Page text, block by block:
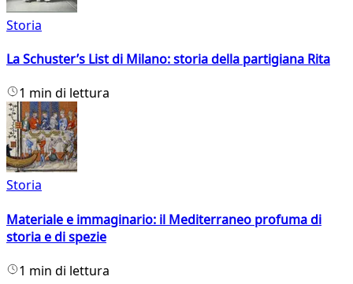
Storia
La Schuster’s List di Milano: storia della partigiana Rita
1 min di lettura
Storia
Materiale e immaginario: il Mediterraneo profuma di
storia e di spezie
1 min di lettura